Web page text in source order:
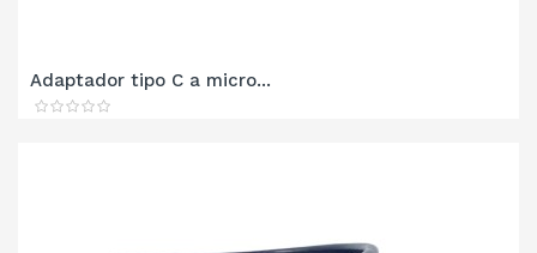
Adaptador tipo C a micro...